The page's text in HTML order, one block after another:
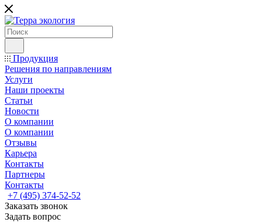
Продукция
Решения по направлениям
Услуги
Наши проекты
Статьи
Новости
О компании
О компании
Отзывы
Карьера
Контакты
Партнеры
Контакты
+7 (495) 374-52-52
Заказать звонок
Задать вопрос